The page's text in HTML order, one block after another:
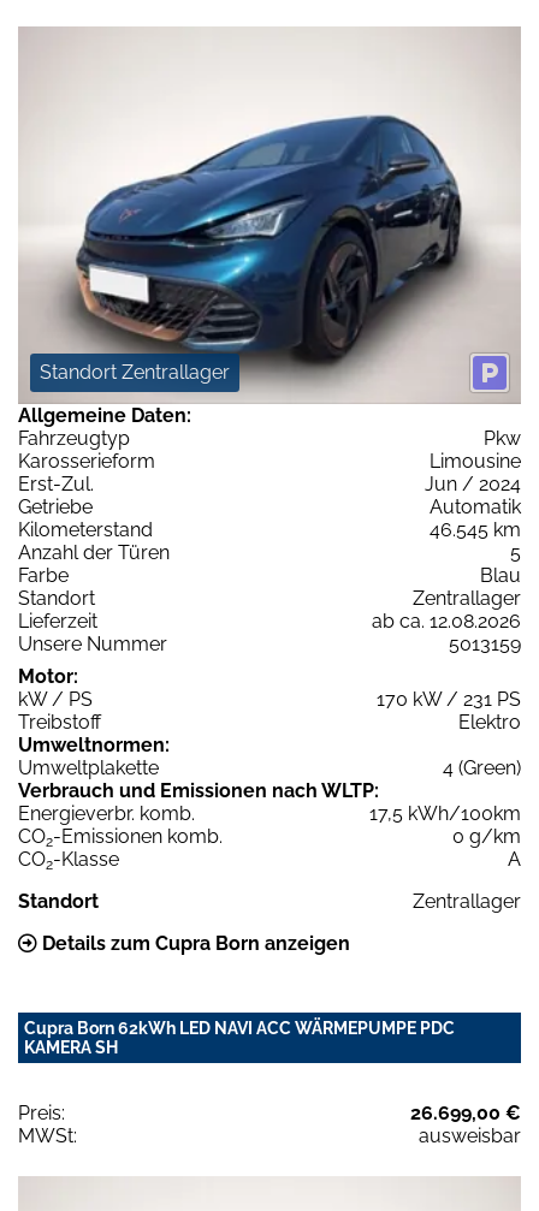
Standort Zentrallager
Allgemeine Daten:
Fahrzeugtyp
Pkw
Karosserieform
Limousine
Erst-Zul.
Jun / 2024
Getriebe
Automatik
Kilometerstand
46.545 km
Anzahl der Türen
5
Farbe
Blau
Standort
Zentrallager
Lieferzeit
ab ca. 12.08.2026
Unsere Nummer
5013159
Motor:
kW / PS
170 kW / 231 PS
Treibstoff
Elektro
Umweltnormen:
Umweltplakette
4 (Green)
Verbrauch und Emissionen nach WLTP:
Energieverbr. komb.
17,5 kWh/100km
CO2-Emissionen komb.
0 g/km
CO2-Klasse
A
Standort
Zentrallager
Details zum Cupra Born anzeigen
Cupra Born 62kWh LED NAVI ACC WÄRMEPUMPE PDC
KAMERA SH
Preis:
26.699,00 €
MWSt:
ausweisbar